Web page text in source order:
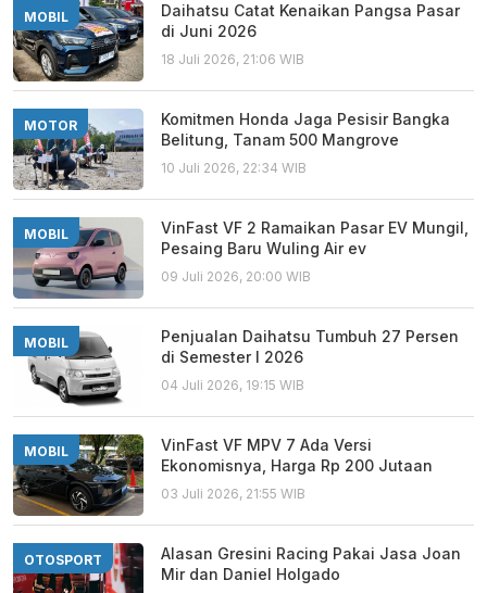
MOBIL
Daihatsu Catat Kenaikan Pangsa Pasar
di Juni 2026
18 Juli 2026, 21:06 WIB
MOTOR
Komitmen Honda Jaga Pesisir Bangka
Belitung, Tanam 500 Mangrove
10 Juli 2026, 22:34 WIB
MOBIL
VinFast VF 2 Ramaikan Pasar EV Mungil,
Pesaing Baru Wuling Air ev
09 Juli 2026, 20:00 WIB
MOBIL
Penjualan Daihatsu Tumbuh 27 Persen
di Semester I 2026
04 Juli 2026, 19:15 WIB
MOBIL
VinFast VF MPV 7 Ada Versi
Ekonomisnya, Harga Rp 200 Jutaan
03 Juli 2026, 21:55 WIB
OTOSPORT
Alasan Gresini Racing Pakai Jasa Joan
Mir dan Daniel Holgado